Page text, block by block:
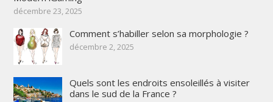
décembre 23, 2025
Comment s’habiller selon sa morphologie ?
décembre 2, 2025
Quels sont les endroits ensoleillés à visiter
dans le sud de la France ?